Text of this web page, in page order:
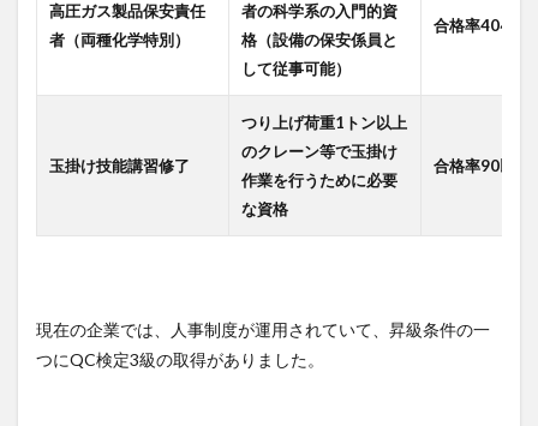
高圧ガス製品保安責任
者（両種化学特別）
者の科学系の入門的資
格（設備の保安係員と
して従事可能）
合格率
玉掛け技能講習修了
つり上げ荷重1トン以上
のクレーン等で玉掛け
作業を行うために必要
な資格
合格率90以上
現在の企業では、人事制度が運用されていて、昇級条件の一
つにQC検定3級の取得がありました。